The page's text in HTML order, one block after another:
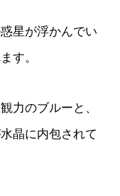
星が浮かんでい
す。
力のブルーと、
晶に内包されて